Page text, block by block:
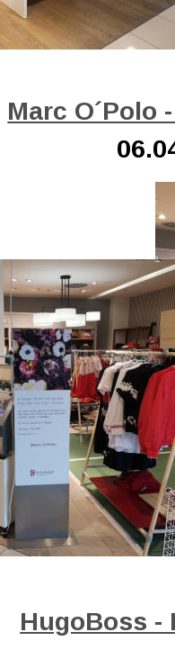
HugoBoss -
Marc O´Polo